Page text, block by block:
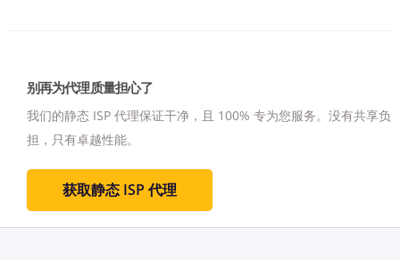
别再为代理质量担心了
我们的静态 ISP 代理保证干净，且 100% 专为您服务。 没有共享负
担，只有卓越性能。
获取静态 ISP 代理